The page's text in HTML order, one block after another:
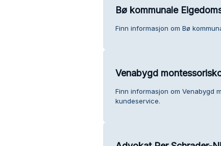
Bø kommunale
Finn informasjon om Bø
Venabygd
Finn informasjon om Venabygd
kundeservice.